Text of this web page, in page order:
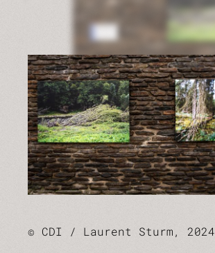
© CDI / Laurent Sturm, 2024